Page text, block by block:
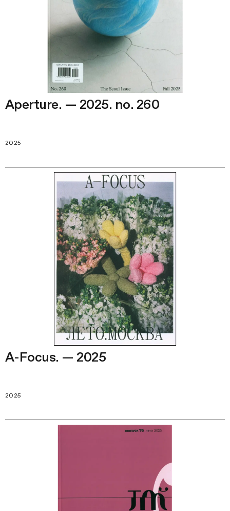
Aperture. — 2025. no. 260
2025
A-Focus. — 2025
2025